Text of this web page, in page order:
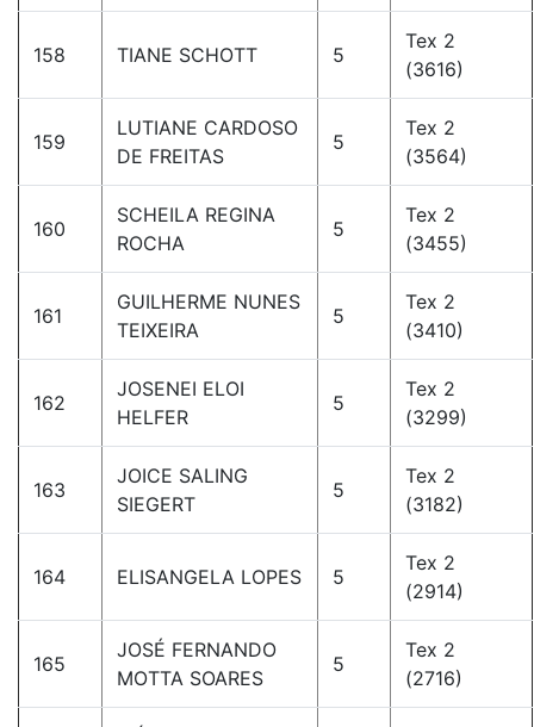
158 TIANE SCHOTT 5
Tex 2
(3616)
159
LUTIANE CARDOSO
DE FREITAS
5
Tex 2
(3564)
160
SCHEILA REGINA
ROCHA
5
Tex 2
(3455)
161
GUILHERME NUNES
TEIXEIRA
5
Tex 2
(3410)
162
JOSENEI ELOI
HELFER
5
Tex 2
(3299)
163
JOICE SALING
SIEGERT
5
Tex 2
(3182)
164 ELISANGELA LOPES 5
Tex 2
(2914)
165
JOSÉ FERNANDO
MOTTA SOARES
5
Tex 2
(2716)